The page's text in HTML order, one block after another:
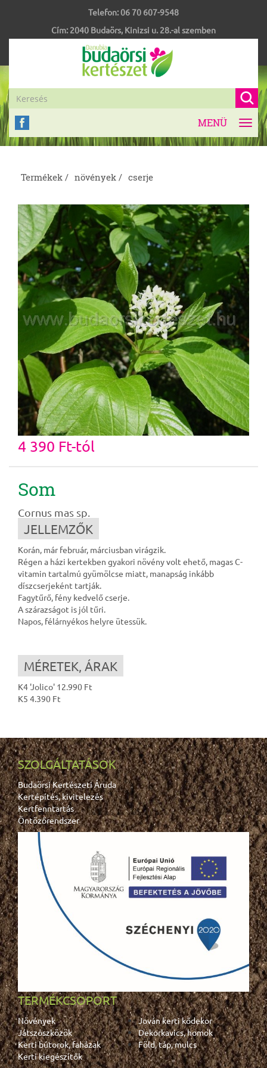
Telefon:06 70 607-9548
Cím: 2040 Budaörs, Kinizsi u. 28.-al szemben
MENÜ
Termékek / növények / cserje
4 390 Ft-tól
Som
Cornus mas sp.
JELLEMZŐK
Korán, már február, márciusban virágzik.
Régen a házi kertekben gyakori növény volt ehető, magas C-
vitamin tartalmú gyümölcse miatt, manapság inkább
díszcserjeként tartják.
Fagytűrő, fény kedvelő cserje.
A szárazságot is jól tűri.
Napos, félárnyékos helyre ütessük.
MÉRETEK, ÁRAK
K4 'Jolico' 12.990 Ft
K5 4.390 Ft
SZOLGÁLTATÁSOK
Budaörsi Kertészeti Áruda
Kertépítés, kivitelezés
Kertfenntartás
Öntözőrendszer
TERMÉKCSOPORT
Növények
Jován kerti kődekor
Játszószközök
Dekorkavics, homok
Kerti bútorok, faházak
Föld, táp, mulcs
Kerti kiegészítők